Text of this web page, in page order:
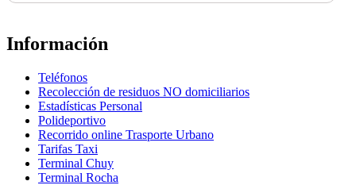
Información
Teléfonos
Recolección de residuos NO domiciliarios
Estadísticas Personal
Polideportivo
Recorrido online Trasporte Urbano
Tarifas Taxi
Terminal Chuy
Terminal Rocha